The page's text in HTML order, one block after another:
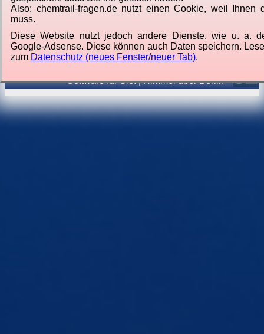
Software für Sie.|Himmel über Berlin
Also: chemtrail-fragen.de nutzt einen Cookie, weil Ihnen
muss.
Diese Website nutzt jedoch andere Dienste, wie u. a.
Google-Adsense. Diese können auch Daten speichern.
zum Datenschutz (neues Fenster/neuer Tab).